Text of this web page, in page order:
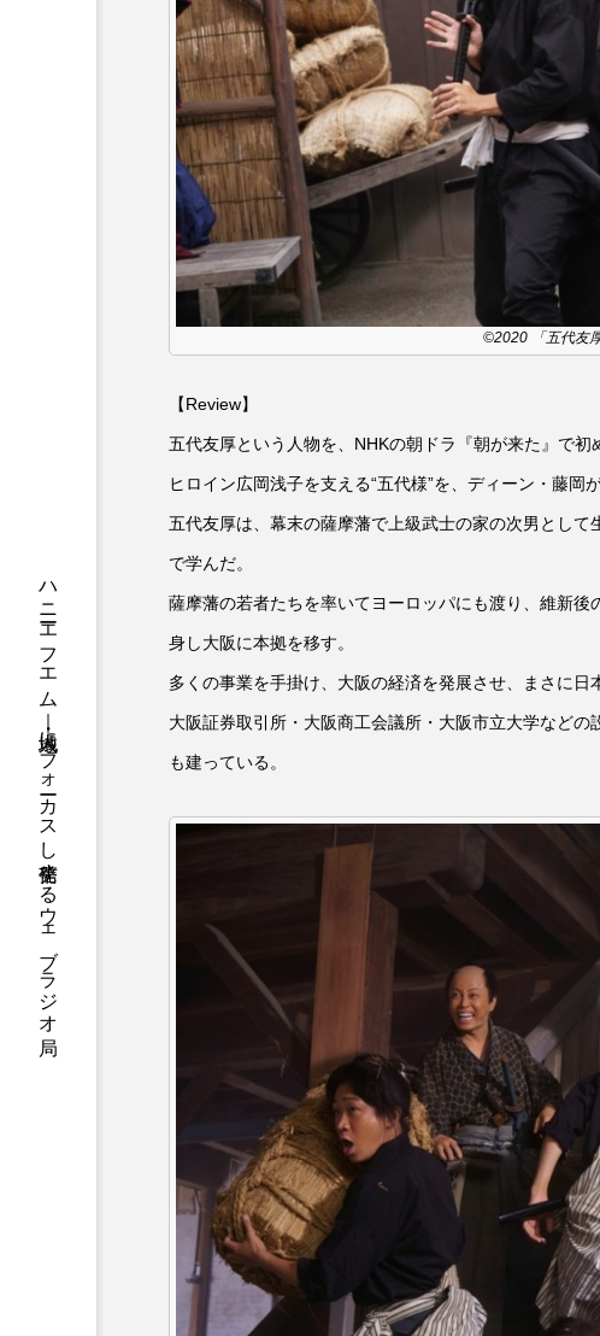
ハニーエフエム｜地域・人にフォーカスし発信するウェブラジオ局
くまぐみ くるまのなかには？
こうべさんだ伝統文化体験フェスタ2026
こだわり城紀行 こども学芸員と
さっちゃん社協だより
ちめいど ちめいど雄介のお砂糖
つなごーごー てっぺんの向こう
ひとつの机、ふたつの制服 ひろ
もっと知りたい認知症のこと も
ゆたかな第三の人生のススメ ゆ
わたしらしく心豊かに過ごすためのふ
アニメーション映画
アリのおでかけ アリアナ・グラ
アート イエ
イベント
ウィキッド 永遠の約束 ウィリア
ウインド･アンサンブル･コスモス
エリーザ・シュロット エル・フ
オダギリ・ジョー オム・ハヌル
カラーモンスター カンヌ国際映
©2020 「五代友
【Review】
五代友厚という人物を、NHKの朝ドラ『朝が来た』で初
ヒロイン広岡浅子を支える“五代様”を、ディーン・藤岡
五代友厚は、幕末の薩摩藩で上級武士の家の次男とし
で学んだ。
薩摩藩の若者たちを率いてヨーロッパにも渡り、維新
身し大阪に本拠を移す。
多くの事業を手掛け、大阪の経済を発展させ、まさに日
大阪証券取引所・大阪商工会議所・大阪市立大学など
も建っている。